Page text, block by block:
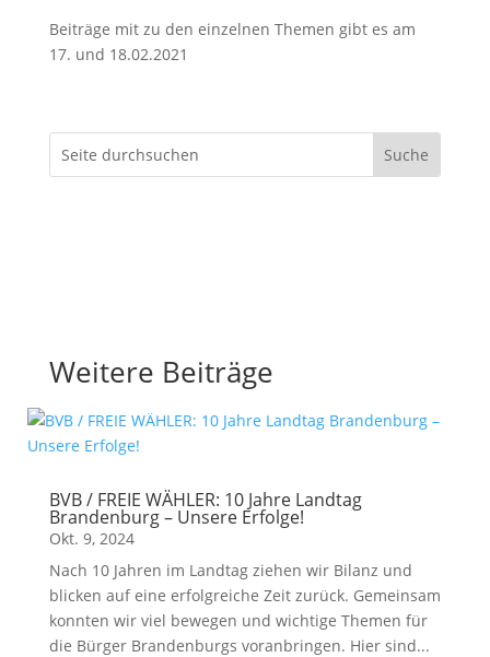
Beiträge mit zu den einzelnen Themen gibt es am
17. und 18.02.2021
Weitere Beiträge
BVB / FREIE WÄHLER: 10 Jahre Landtag
Brandenburg – Unsere Erfolge!
Okt. 9, 2024
Nach 10 Jahren im Landtag ziehen wir Bilanz und
blicken auf eine erfolgreiche Zeit zurück. Gemeinsam
konnten wir viel bewegen und wichtige Themen für
die Bürger Brandenburgs voranbringen. Hier sind...